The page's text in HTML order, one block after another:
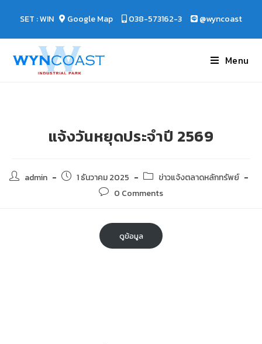
SET : WIN Google Map 038-573162-3 @wyncoast
Menu
แจ้งวันหยุดประจำปี 2569
admin 1 ธันวาคม 2025
ข่าวแจ้งตลาดหลักทรัพย์
0 Comments
ดูข้อมูล